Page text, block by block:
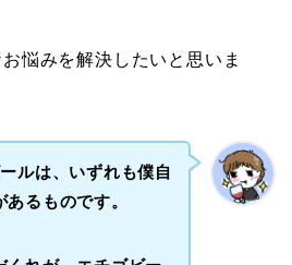
悩みを解決したいと思いま
ルは、いずれも僕自
るものです。